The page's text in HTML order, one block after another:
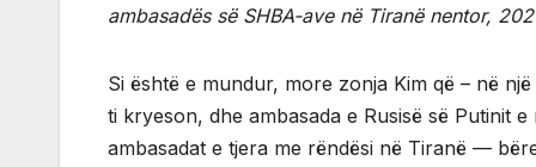
ambasadës së SHBA-ave në Tiranë nentor,
Si është e mundur, more zonja Kim që – në
ti kryeson, dhe ambasada e Rusisë së Putinit
ambasadat e tjera me rëndësi në Tiranë —